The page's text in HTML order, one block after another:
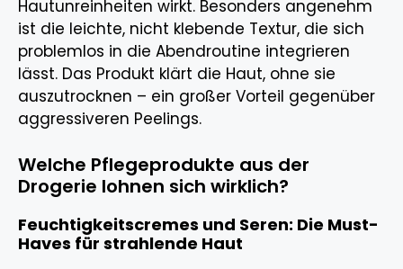
Hautunreinheiten wirkt. Besonders angenehm
ist die leichte, nicht klebende Textur, die sich
problemlos in die Abendroutine integrieren
lässt. Das Produkt klärt die Haut, ohne sie
auszutrocknen – ein großer Vorteil gegenüber
aggressiveren Peelings.
Welche Pflegeprodukte aus der
Drogerie lohnen sich wirklich?
Feuchtigkeitscremes und Seren: Die Must-
Haves für strahlende Haut